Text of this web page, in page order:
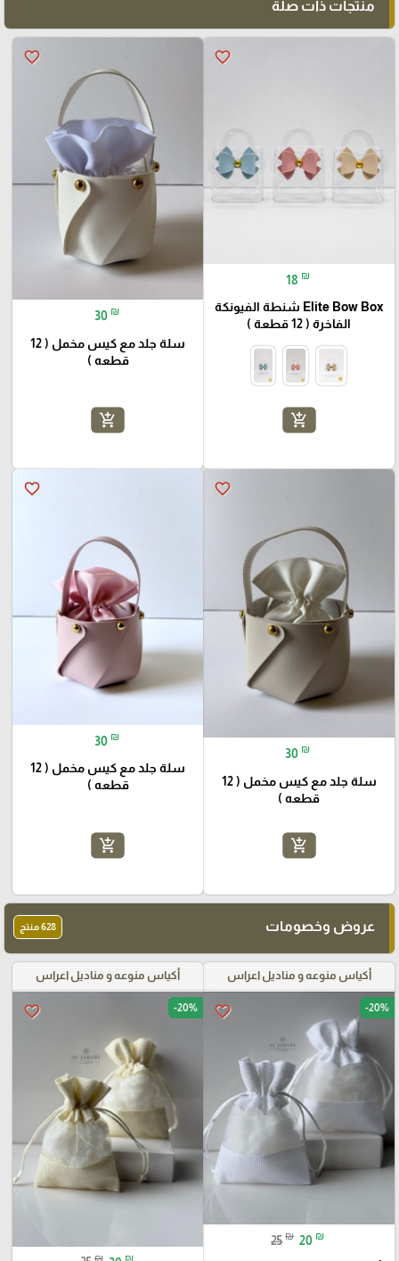
منتجات ذات صلة
favorite_border
18 ₪
Elite Bow Box شنطة الفيونكة
الفاخرة ( 12 قطعة )
add_shopping_cart
favorite_border
30 ₪
سلة جلد مع كيس مخمل ( 12
قطعه )
add_shopping_cart
favorite_border
30 ₪
سلة جلد مع كيس مخمل ( 12
قطعه )
add_shopping_cart
favorite_border
30 ₪
سلة جلد مع كيس مخمل ( 12
قطعه )
add_shopping_cart
عروض وخصومات 628 منتج
أكياس منوعه و مناديل اعراس
favorite_border -20%
25 ₪ 20 ₪
أكياس منوعه و مناديل اعراس
favorite_border -20%
₪ ₪